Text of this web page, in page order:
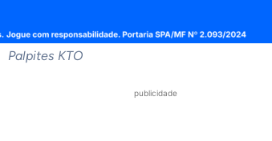
Palpites KTO
publicidade